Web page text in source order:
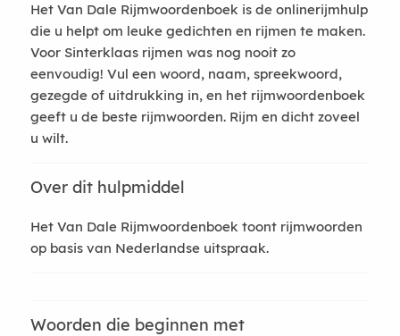
Het Van Dale Rijmwoordenboek is de onlinerijmhulp
die u helpt om leuke gedichten en rijmen te maken.
Voor Sinterklaas rijmen was nog nooit zo
eenvoudig! Vul een woord, naam, spreekwoord,
gezegde of uitdrukking in, en het rijmwoordenboek
geeft u de beste rijmwoorden. Rijm en dicht zoveel
u wilt.
Over dit hulpmiddel
Het Van Dale Rijmwoordenboek toont rijmwoorden
op basis van Nederlandse uitspraak.
Woorden die beginnen met